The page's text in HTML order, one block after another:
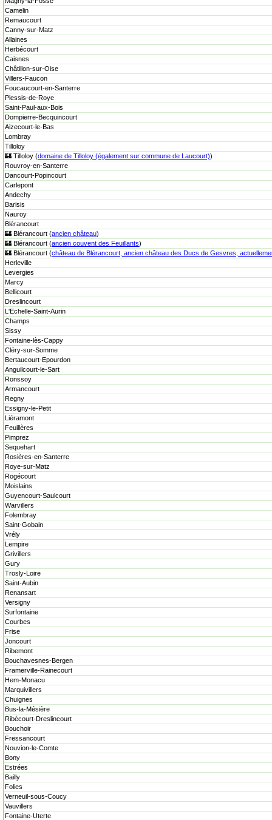
Camelin
Remaucourt
Canny-sur-Matz
Allaines
Herbécourt
Caisnes
Châtillon-sur-Oise
Villers-Faucon
Foucaucourt-en-Santerre
Plessis-de-Roye
Saint-Paul-aux-Bois
Dompierre-Becquincourt
Aizecourt-le-Bas
Lombray
Tilloloy
🏰 Tilloloy (domaine de Tilloloy (également sur commune de Laucourt))
Rouvroy-en-Santerre
Dancourt-Popincourt
Carlepont
Andechy
Barisis
Nauroy
Blérancourt
🏰 Blérancourt (ancien château)
🏰 Blérancourt (ancien couvent des Feuillants)
🏰 Blérancourt (château de Blérancourt, ancien château des Ducs de Gesvres,
Herleville
Levergies
Marcy
Bellicourt
Dreslincourt
L'Echelle-Saint-Aurin
Champs
Sissy
Fontaine-lès-Cappy
Cléry-sur-Somme
Bertaucourt-Epourdon
Anguilcourt-le-Sart
Ronssoy
Armancourt
Regny
Essigny-le-Petit
Liéramont
Feuillères
Pimprez
Sequehart
Rosières-en-Santerre
Roye-sur-Matz
Rogécourt
Moislains
Guyencourt-Saulcourt
Warvillers
Folembray
Saint-Gobain
Vrély
Lempire
Grivillers
Gury
Trosly-Loire
Saint-Aubin
Renansart
Versigny
Surfontaine
Courbes
Frise
Joncourt
Ribemont
Bouchavesnes-Bergen
Framerville-Rainecourt
Hem-Monacu
Marquivillers
Chuignes
Bus-la-Mésière
Ribécourt-Dreslincourt
Bouchoir
Fressancourt
Nouvion-le-Comte
Bony
Estrées
Bailly
Folies
Verneuil-sous-Coucy
Vauvillers
Fontaine-Uterte